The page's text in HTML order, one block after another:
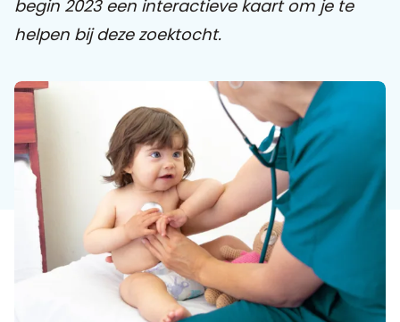
begin 2023 een interactieve kaart om je te
helpen bij deze zoektocht.